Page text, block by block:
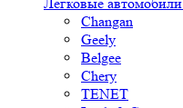
Changan
Geely
Belgee
Chery
TENET